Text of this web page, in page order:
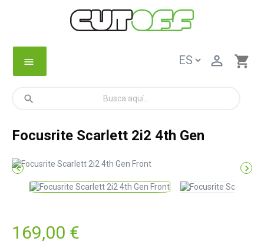
menu shopping_cart

search
Focusrite Scarlett 2i2 4th Gen
 
169,00 €